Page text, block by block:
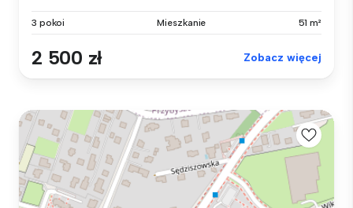
3 pokoi Mieszkanie 51 m²
2 500 zł Zobacz więcej